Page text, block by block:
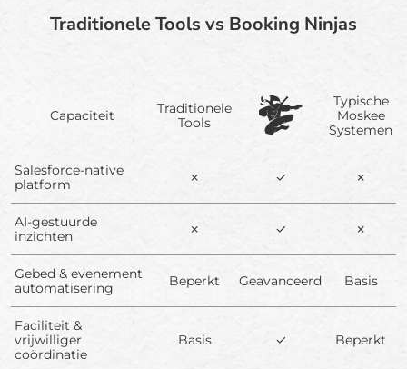
Traditionele Tools vs Booking Ninjas
Capaciteit
Traditionele
Tools
Typische
Moskee
Systemen
Salesforce-native
platform
✗ ✓ ✗
AI-gestuurde
inzichten
✗ ✓ ✗
Gebed & evenement
automatisering
Beperkt Geavanceerd Basis
Faciliteit &
vrijwilliger
coördinatie
Basis ✓ Beperkt